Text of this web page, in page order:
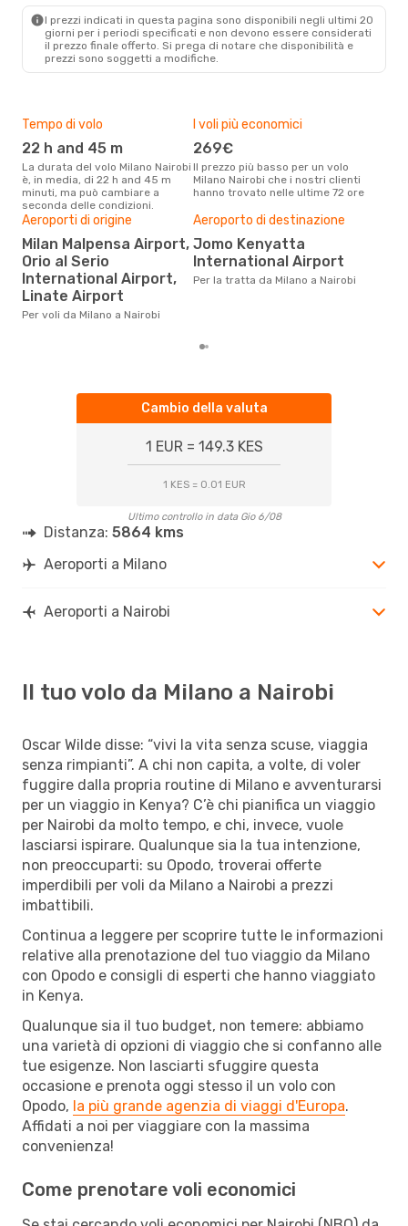
I prezzi indicati in questa pagina sono disponibili negli ultimi 20
giorni per i periodi specificati e non devono essere considerati
il ​​prezzo finale offerto. Si prega di notare che disponibilità e
prezzi sono soggetti a modifiche.
Tempo di volo
22 h and 45 m
La durata del volo Milano Nairobi
è, in media, di 22 h and 45 m
minuti, ma può cambiare a
seconda delle condizioni.
I voli più economici
269€
Il prezzo più basso per un volo
Milano Nairobi che i nostri clienti
hanno trovato nelle ultime 72 ore
Aeroporti di origine
Milan Malpensa Airport,
Orio al Serio
International Airport,
Linate Airport
Per voli da Milano a Nairobi
Aeroporto di destinazione
Jomo Kenyatta
International Airport
Per la tratta da Milano a Nairobi
Cambio della valuta
1 EUR = 149.3 KES
1 KES = 0.01 EUR
Ultimo controllo in data Gio 6/08
Distanza: 5864 kms
Aeroporti a Milano
Aeroporti a Nairobi
Il tuo volo da Milano a Nairobi
Oscar Wilde disse: “vivi la vita senza scuse, viaggia
senza rimpianti”. A chi non capita, a volte, di voler
fuggire dalla propria routine di Milano e avventurarsi
per un viaggio in Kenya? C’è chi pianifica un viaggio
per Nairobi da molto tempo, e chi, invece, vuole
lasciarsi ispirare. Qualunque sia la tua intenzione,
non preoccuparti: su Opodo, troverai offerte
imperdibili per voli da Milano a Nairobi a prezzi
imbattibili.
Continua a leggere per scoprire tutte le informazioni
relative alla prenotazione del tuo viaggio da Milano
con Opodo e consigli di esperti che hanno viaggiato
in Kenya.
Qualunque sia il tuo budget, non temere: abbiamo
una varietà di opzioni di viaggio che si confanno alle
tue esigenze. Non lasciarti sfuggire questa
occasione e prenota oggi stesso il un volo con
Opodo, la più grande agenzia di viaggi d'Europa.
Affidati a noi per viaggiare con la massima
convenienza!
Come prenotare voli economici